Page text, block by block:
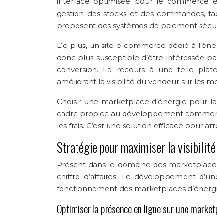
gestion des stocks et des commandes,
proposent des systèmes de paiement
De plus, un site e-commerce dédié à
donc plus susceptible d’être intéressée
conversion. Le recours à une telle
améliorant la visibilité du vendeur sur les
Choisir une marketplace d’énergie pour
cadre propice au développement
les frais. C’est une solution efficace pour
Stratégie pour maximiser la visibilité
Présent dans le domaine des
chiffre d’affaires. Le développement
fonctionnement des marketplaces
Optimiser la présence en ligne sur une